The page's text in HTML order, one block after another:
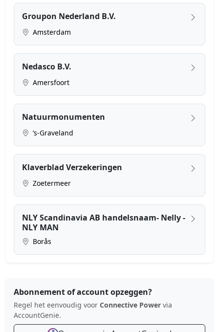
Groupon Nederland B.V.
Amsterdam
Nedasco B.V.
Amersfoort
Natuurmonumenten
’s-Graveland
Klaverblad Verzekeringen
Zoetermeer
NLY Scandinavia AB handelsnaam- Nelly -
NLY MAN
Borås
Abonnement of account opzeggen?
Regel het eenvoudig voor Connective Power via
AccountGenie.